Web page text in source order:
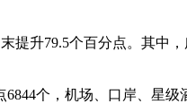
升79.5个百分点。其中
个，机场、口岸、星